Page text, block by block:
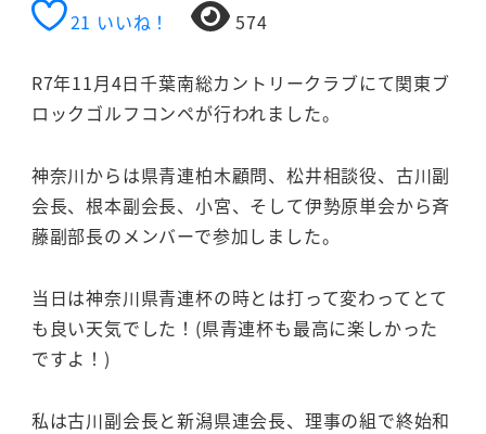
21 いいね！ 574
R7年11月4日千葉南総カントリークラブにて関東ブ
ロックゴルフコンペが行われました。
神奈川からは県青連柏木顧問、松井相談役、古川副
会長、根本副会長、小宮、そして伊勢原単会から斉
藤副部長のメンバーで参加しました。
当日は神奈川県青連杯の時とは打って変わってとて
も良い天気でした！(県青連杯も最高に楽しかった
ですよ！)
私は古川副会長と新潟県連会長、理事の組で終始和